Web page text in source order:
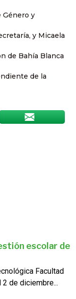
y
y Micaela
de Bahía Blanca
de la
escolar de
Facultad
2 de diciembre...